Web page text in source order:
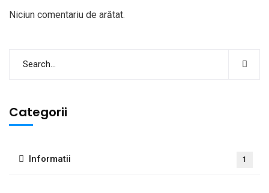
Niciun comentariu de arătat.
Categorii
Informatii 1